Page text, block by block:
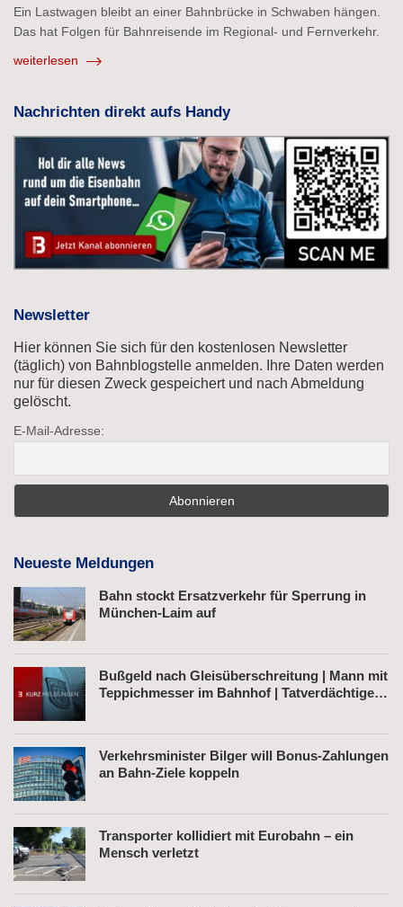
Ein Lastwagen bleibt an einer Bahnbrücke in Schwaben hängen.
Das hat Folgen für Bahnreisende im Regional- und Fernverkehr.
weiterlesen
Nachrichten direkt aufs Handy
Newsletter
Hier können Sie sich für den kostenlosen Newsletter
(täglich) von Bahnblogstelle anmelden. Ihre Daten werden
nur für diesen Zweck gespeichert und nach Abmeldung
gelöscht.
E-Mail-Adresse:
Neueste Meldungen
Bahn stockt Ersatzverkehr für Sperrung in
München-Laim auf
Bußgeld nach Gleisüberschreitung | Mann mit
Teppichmesser im Bahnhof | Tatverdächtiger
Verkehrsminister Bilger will Bonus-Zahlungen
an Bahn-Ziele koppeln
Transporter kollidiert mit Eurobahn – ein
Mensch verletzt